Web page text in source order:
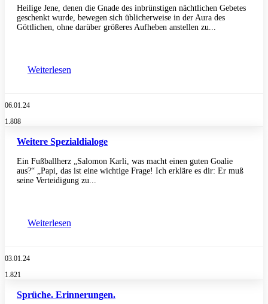
Heilige Jene, denen die Gnade des inbrünstigen nächtlichen Gebetes
geschenkt wurde, bewegen sich üblicherweise in der Aura des
Göttlichen, ohne darüber größeres Aufheben anstellen zu...
Weiterlesen
06.01.24
1.808
Weitere Spezialdialoge
Ein Fußballherz „Salomon Karli, was macht einen guten Goalie
aus?“ „Papi, das ist eine wichtige Frage! Ich erkläre es dir: Er muß
seine Verteidigung zu...
Weiterlesen
03.01.24
1.821
Sprüche. Erinnerungen.